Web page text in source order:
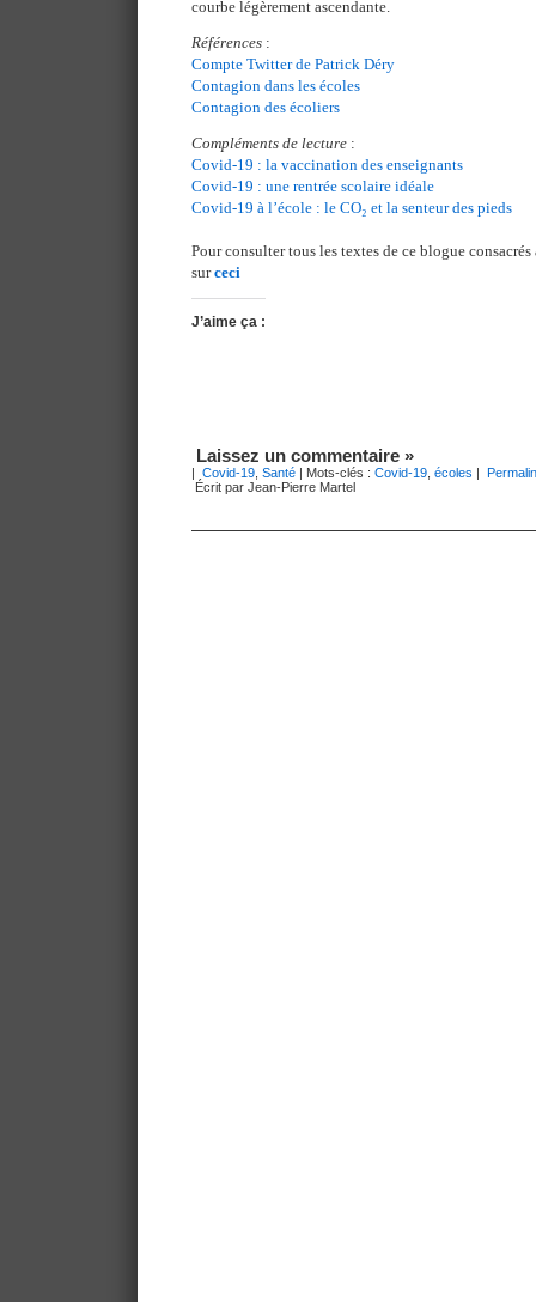
courbe légèrement ascendante.
Références :
Compte Twitter de Patrick Déry
Contagion dans les écoles
Contagion des écoliers
Compléments de lecture :
Covid-19 : la vaccination des enseignants
Covid-19 : une rentrée scolaire idéale
Covid-19 à l’école : le CO₂ et la senteur des pieds
Pour consulter tous les textes de ce blogue
surceci
J’aime ça :
Laissez un commentaire »
| Covid-19 Santé | Mots-clés : Covid-19 écoles |
Écrit par Jean-Pierre Martel